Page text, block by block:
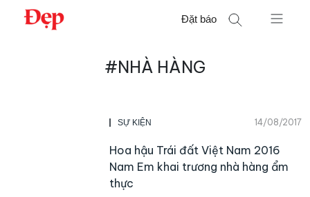
Chuyển
Đặt báo
#NHÀ HÀNG
SỰ KIỆN 14/08/2017
Hoa hậu Trái đất Việt Nam 2016
Nam Em khai trương nhà hàng ẩm
thực